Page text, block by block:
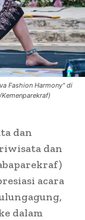
Fashion Harmony" di
dan
dan
acara
dalam